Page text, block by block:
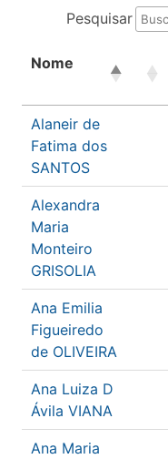
Pesquisar
Nome
Alaneir de
Fatima dos
SANTOS
Alexandra
Maria
Monteiro
GRISOLIA
Ana Emilia
Figueiredo
de OLIVEIRA
Ana Luiza D
Ávila VIANA
Ana Maria